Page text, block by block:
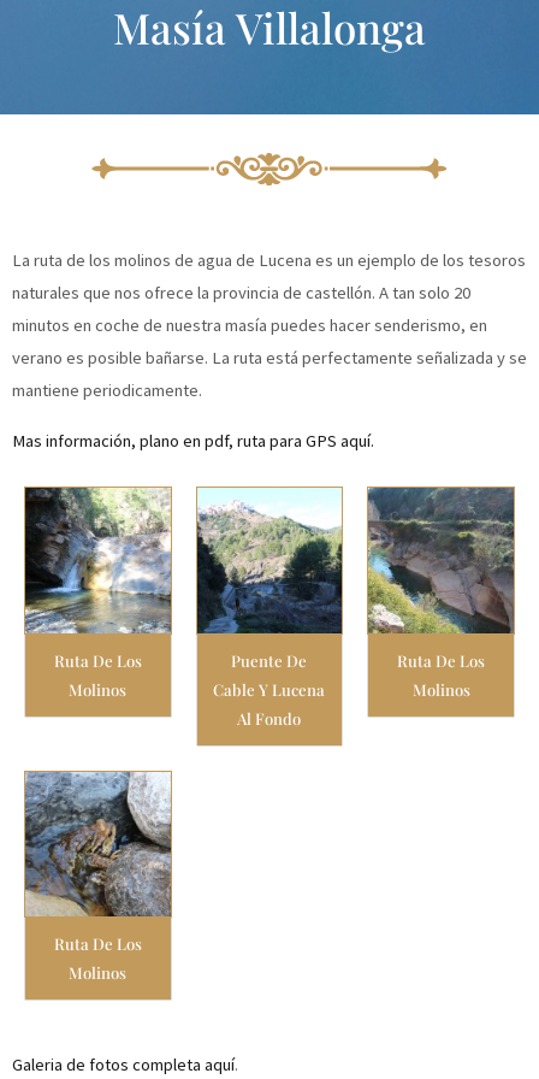
Masía Villalonga
La ruta de los molinos de agua de Lucena es un ejemplo de los tesoros
naturales que nos ofrece la provincia de castellón. A tan solo 20
minutos en coche de nuestra masía puedes hacer senderismo, en
verano es posible bañarse. La ruta está perfectamente señalizada y se
mantiene periodicamente.
Mas información, plano en pdf, ruta para GPS aquí.
Ruta De Los
Molinos
Puente De
Cable Y Lucena
Al Fondo
Ruta De Los
Molinos
Ruta De Los
Molinos
Galeria de fotos completa aquí.